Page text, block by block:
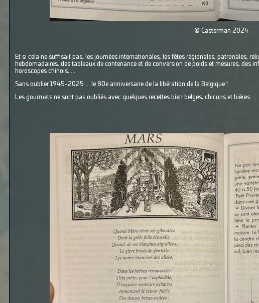
© Casterman 2024
Et si cela ne suffisait pas, les journées internationales, les fêtes régionales, patronales,
hebdomadaires, des tableaux de contenance et de conversion de poids et mesures, des
horoscopes chinois, ...
Sans oublier 1945-2025 ... le 80e anniversaire de la libération de la Belgique !
Les gourmets ne sont pas oubliés avec quelques recettes bien belges, chicons et bières ...